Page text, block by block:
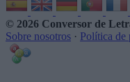
© 2026 Conversor de
Sobre nosotros · Política de